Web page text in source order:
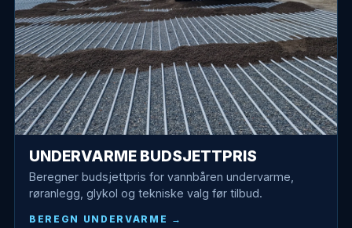
UNDERVARME BUDSJETTPRIS
Beregner budsjettpris for vannbåren undervarme,
røranlegg, glykol og tekniske valg før tilbud.
BEREGN UNDERVARME